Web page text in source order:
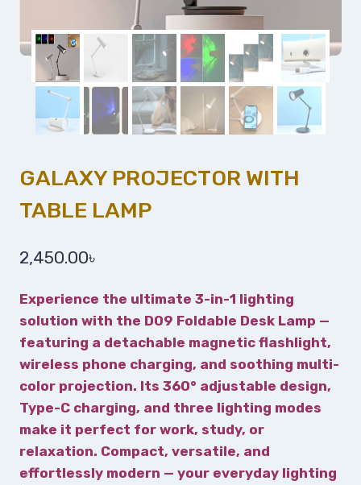
GALAXY PROJECTOR WITH
TABLE LAMP
2,450.00৳
Experience the ultimate 3-in-1 lighting
solution with the D09 Foldable Desk Lamp —
featuring a detachable magnetic flashlight,
wireless phone charging, and soothing multi-
color projection. Its 360° adjustable design,
Type-C charging, and three lighting modes
make it perfect for work, study, or
relaxation. Compact, versatile, and
effortlessly modern — your everyday lighting